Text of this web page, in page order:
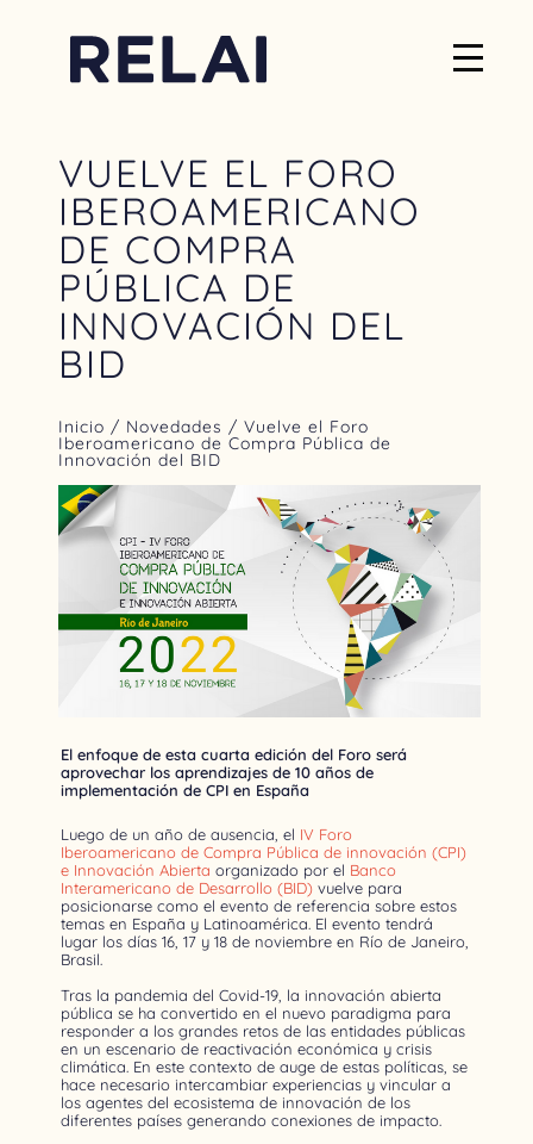
VUELVE EL FORO
IBEROAMERICANO
DE COMPRA
PÚBLICA DE
INNOVACIÓN DEL
BID
Inicio / Novedades / Vuelve el Foro
Iberoamericano de Compra Pública de
Innovación del BID
El enfoque de esta cuarta edición del Foro será
aprovechar los aprendizajes de 10 años de
implementación de CPI en España
Luego de un año de ausencia, el IV Foro
Iberoamericano de Compra Pública de innovación (CPI)
e Innovación Abierta organizado por el Banco
Interamericano de Desarrollo (BID)vuelve para
posicionarse como el evento de referencia sobre estos
temas en España y Latinoamérica. El evento tendrá
lugar los días 16, 17 y 18 de noviembre en Río de Janeiro,
Brasil.
Tras la pandemia del Covid-19, la innovación abierta
pública se ha convertido en el nuevo paradigma para
responder a los grandes retos de las entidades públicas
en un escenario de reactivación económica y crisis
climática. En este contexto de auge de estas políticas, se
hace necesario intercambiar experiencias y vincular a
los agentes del ecosistema de innovación de los
diferentes países generando conexiones de impacto.